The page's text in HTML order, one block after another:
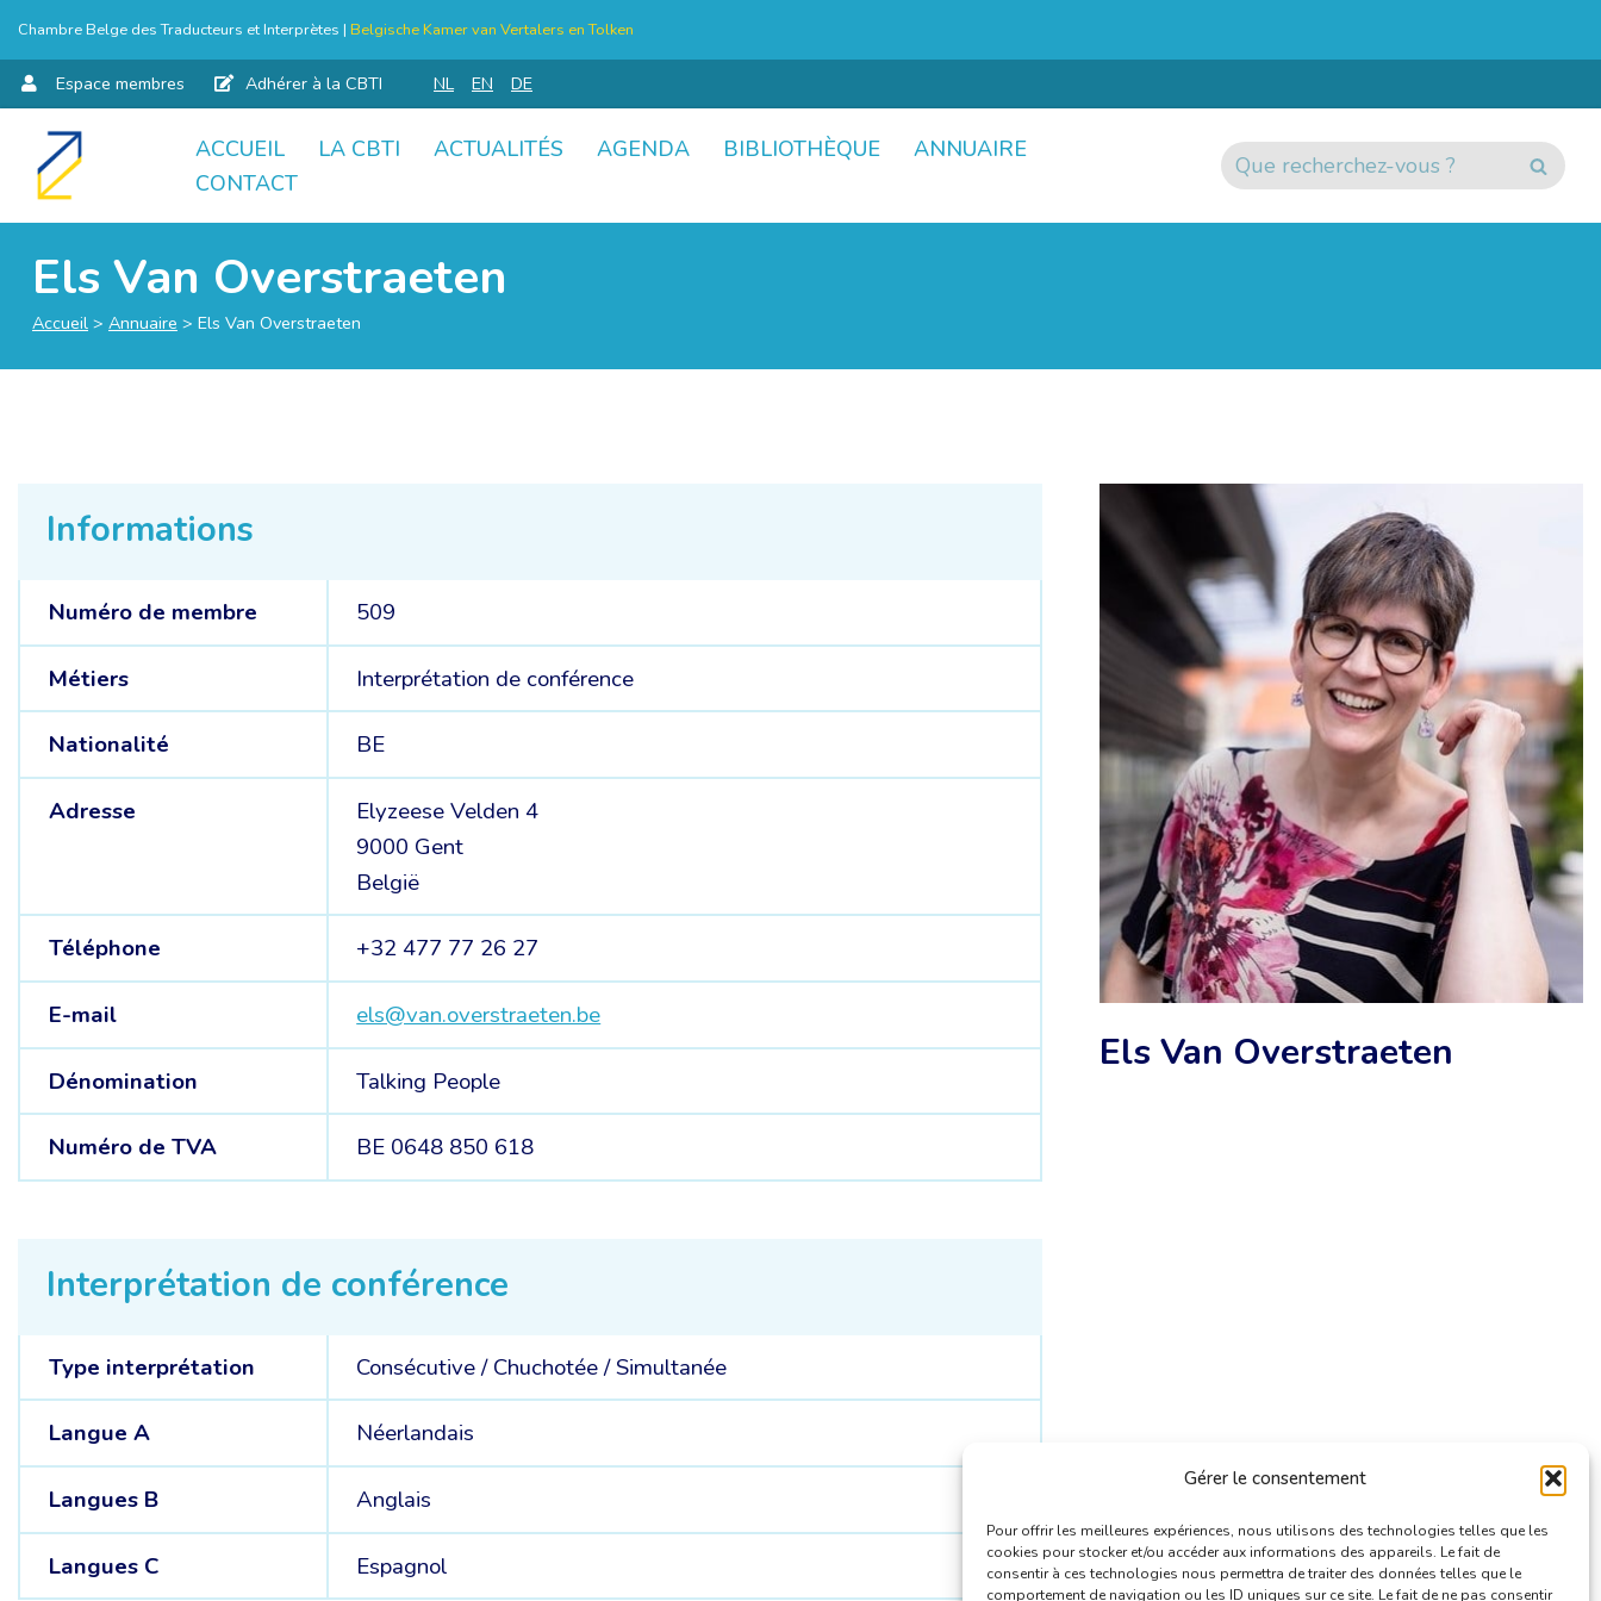
Gérer le consentement
Pour offrir les meilleures expériences, nous utilisons des technologies telles que les
cookies pour stocker et/ou accéder aux informations des appareils. Le fait de
consentir à ces technologies nous permettra de traiter des données telles que le
comportement de navigation ou les ID uniques sur ce site. Le fait de ne pas consentir
Chambre Belge des Traducteurs et Interprètes | Belgische Kamer van Vertalers en Tolken
Espace membres Adhérer à la CBTI NL EN DE
Aller
ACCUEIL LA CBTI ACTUALITÉS AGENDA BIBLIOTHÈQUE
ANNUAIRE
CONTACT
Els Van Overstraeten
Accueil > Annuaire > Els Van Overstraeten
Informations
Numéro de membre 509
Métiers Interprétation de conférence
Nationalité BE
Adresse
Elyzeese Velden 4
9000 Gent
België
Téléphone +32 477 77 26 27
E-mail els@van.overstraeten.be
Dénomination Talking People
Numéro de TVA BE 0648 850 618
Interprétation de conférence
Type interprétation Consécutive/Chuchotée/Simultanée
Langue A Néerlandais
Langues B Anglais
Langues C Espagnol
Els Van Overstraeten